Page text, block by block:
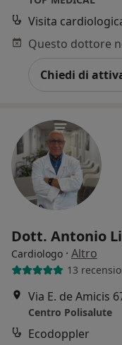
Visita
Chiedi di
Dott. Antonio
Cardiologo · Altro
13
Via E. de Amicis
Centro Polisalute
Ecodoppler